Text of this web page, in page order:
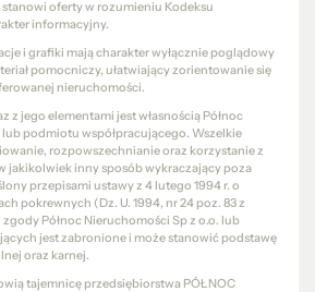
stanowi oferty w rozumieniu Kodeksu
informacyjny.
i grafiki mają charakter wyłącznie poglądowy
pomocniczy, ułatwiający zorientowanie się
nieruchomości.
z jego elementami jest własnością Północ
podmiotu współpracującego. Wszelkie
rozpowszechnianie oraz korzystanie z
jakikolwiek inny sposób wykraczający poza
przepisami ustawy z 4 lutego 1994 r. o
pokrewnych (Dz. U. 1994, nr 24 poz. 83 z
Północ Nieruchomości Sp z o.o. lub
jest zabronione i może stanowić podstawę
oraz karnej.
tajemnicę przedsiębiorstwa PÓŁNOC